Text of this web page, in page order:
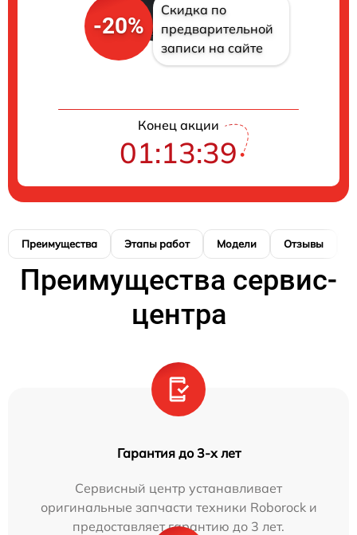
-20%
Скидка по
предварительной
записи на сайте
Конец акции
01:13:39
Преимущества Этапы работ Модели Отзывы
Преимущества сервис-
центра
Гарантия до 3-х лет
Сервисный центр устанавливает
оригинальные запчасти техники Roborock и
предоставляет гарантию до 3 лет.